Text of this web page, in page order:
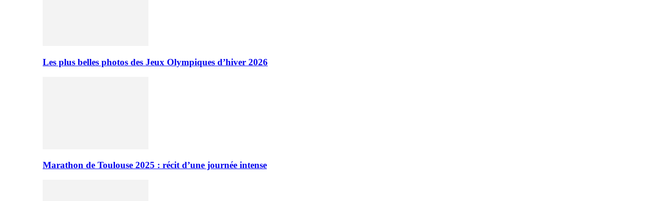
Les plus belles photos des Jeux Olympiques d’hiver 2026
Marathon de Toulouse 2025 : récit d’une journée intense